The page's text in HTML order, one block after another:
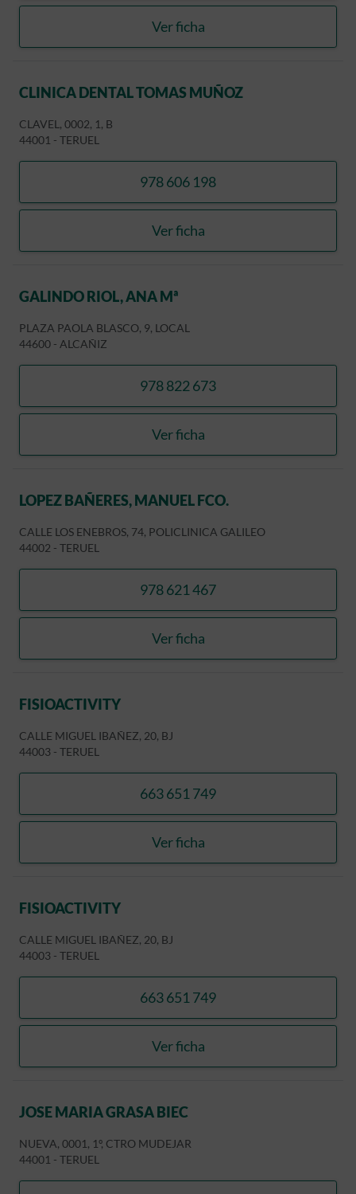
Ver ficha
POLICLINICA GALILEO
CLINICA DENTAL TOMAS MUÑOZ
CLAVEL, 0002, 1, B
44001 - TERUEL
978 606 198
llamar CLINICA DENTAL
Ver ficha
CLINICA DENTAL TOMAS
GALINDO RIOL, ANA Mª
PLAZA PAOLA BLASCO, 9, LOCAL
44600 - ALCAÑIZ
978 822 673
llamar GALINDO RIOL, ANA
Ver ficha
GALINDO RIOL, ANA Mª
LOPEZ BAÑERES, MANUEL FCO.
CALLE LOS ENEBROS, 74, POLICLINICA GALILEO
44002 - TERUEL
978 621 467
llamar LOPEZ BAÑERES,
Ver ficha
LOPEZ BAÑERES, MANUEL
FISIOACTIVITY
CALLE MIGUEL IBAÑEZ, 20, BJ
44003 - TERUEL
663 651 749
llamar FISIOACTIVITY
Ver ficha
FISIOACTIVITY
FISIOACTIVITY
CALLE MIGUEL IBAÑEZ, 20, BJ
44003 - TERUEL
663 651 749
llamar FISIOACTIVITY
Ver ficha
FISIOACTIVITY
JOSE MARIA GRASA BIEC
NUEVA, 0001, 1º, CTRO MUDEJAR
44001 - TERUEL